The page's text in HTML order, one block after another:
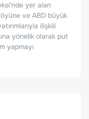
yer alan
ve ABD büyük
ilişkili
yönelik olarak put
yapmayı